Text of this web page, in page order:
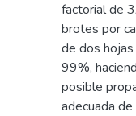
factorial de
brotes por
de dos
99%,
posible
adecuada